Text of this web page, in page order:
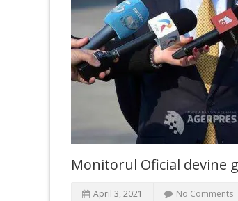
Monitorul Oficial devine
April 3, 2021 No Comments